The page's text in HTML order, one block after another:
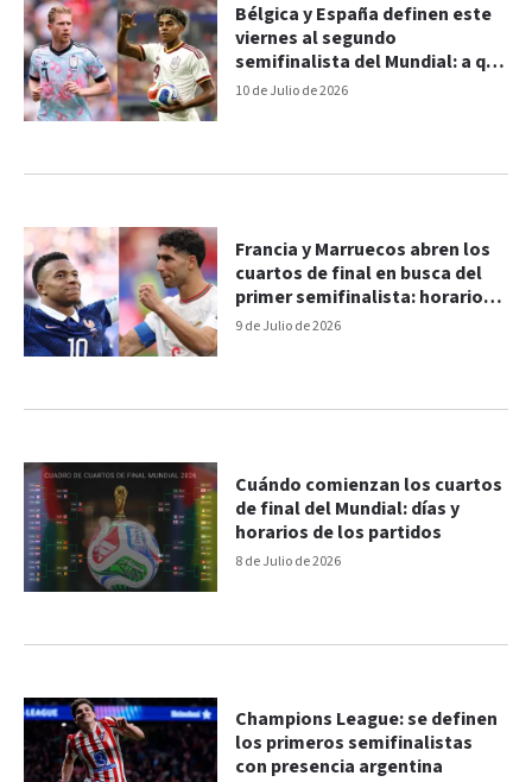
10 de Julio de 2026
Bélgica y España definen este
viernes al segundo
semifinalista del Mundial: a qué
hora es el partido
9 de Julio de 2026
Francia y Marruecos abren los
cuartos de final en busca del
primer semifinalista: horario
del partido
8 de Julio de 2026
Cuándo comienzan los cuartos
de final del Mundial: días y
horarios de los partidos
Champions League: se definen
los primeros semifinalistas
con presencia argentina